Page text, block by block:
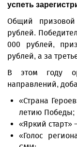
успеть
Общий
рублей.
000 рублей,
рублей, а за
В этом году
направлений,
«Страна
летию Победы;
«Яркий старт»
«Голос